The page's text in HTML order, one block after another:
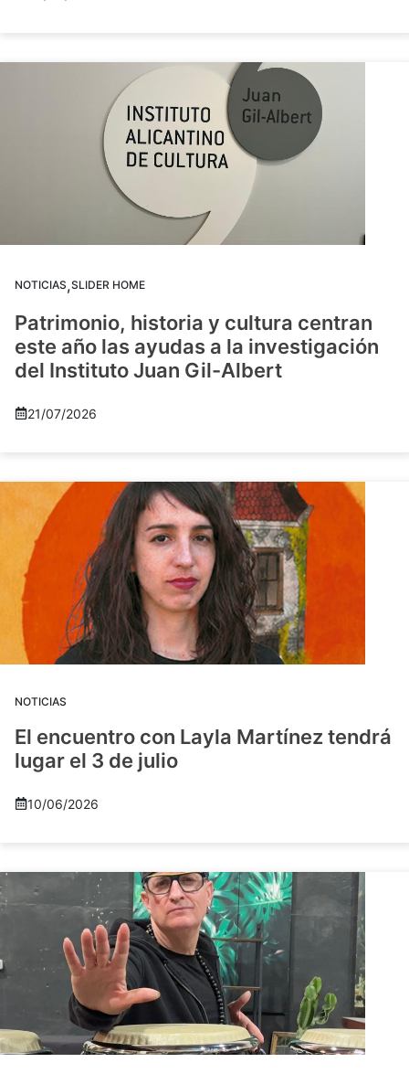
NOTICIAS,SLIDER HOME
Patrimonio, historia y cultura centran
este año las ayudas a la investigación
del Instituto Juan Gil-Albert
21/07/2026
NOTICIAS
El encuentro con Layla Martínez tendrá
lugar el 3 de julio
10/06/2026